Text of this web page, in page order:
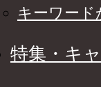
キーワード
特集・キ